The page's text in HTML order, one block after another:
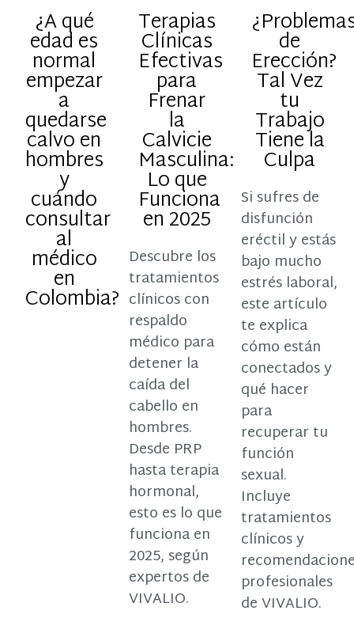
¿A qué
edad es
normal
empezar
a
quedarse
calvo en
hombres
y
cuándo
consultar
al
médico
en
Colombia?
Terapias
Clínicas
Efectivas
para
Frenar
la
Calvicie
Masculina:
Lo que
Funciona
en 2025
Descubre los
tratamientos
clínicos con
respaldo
médico para
detener la
caída del
cabello en
hombres.
Desde PRP
hasta terapia
hormonal,
esto es lo que
funciona en
2025, según
expertos de
VIVALIO.
de
Erección?
Tal Vez
tu
Trabajo
Tiene la
Culpa
Si sufres de
disfunción
eréctil y estás
bajo mucho
estrés laboral,
este artículo
te explica
cómo están
conectados y
qué hacer
para
recuperar tu
función
sexual.
Incluye
tratamientos
clínicos y
profesionales
de VIVALIO.